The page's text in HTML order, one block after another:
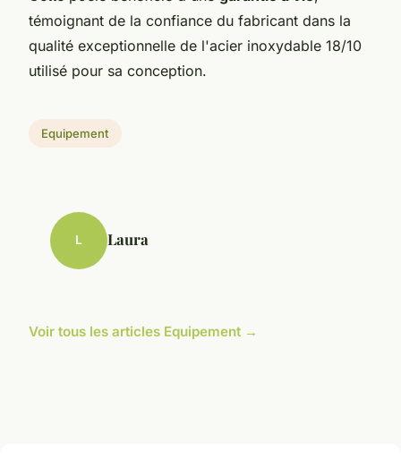
témoignant de la confiance du fabricant dans la
qualité exceptionnelle de l'acier inoxydable 18/10
utilisé pour sa conception.
Equipement
L Laura
Voir tous les articles Equipement →